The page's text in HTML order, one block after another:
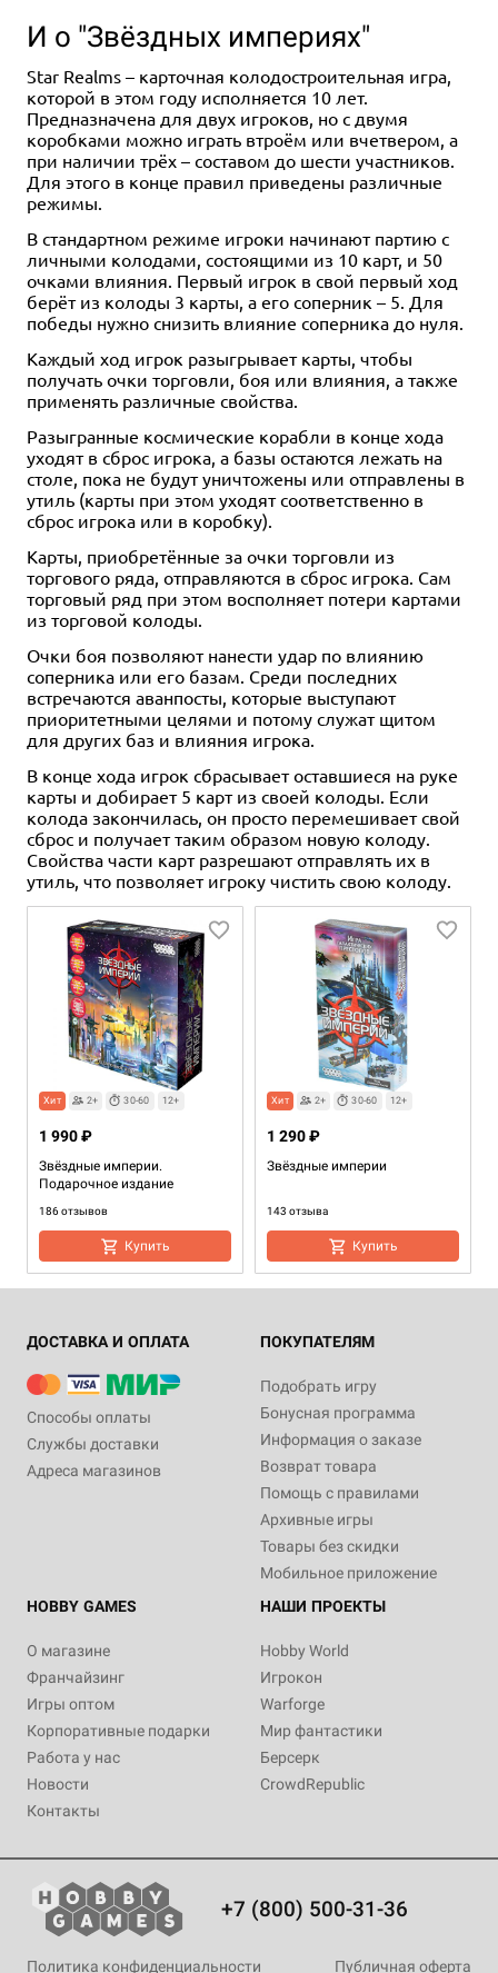
И о "Звёздных империях"
Star Realms – карточная колодостроительная игра,
которой в этом году исполняется 10 лет.
Предназначена для двух игроков, но с двумя
коробками можно играть втроём или вчетвером, а
при наличии трёх – составом до шести участников.
Для этого в конце правил приведены различные
режимы.
В стандартном режиме игроки начинают партию с
личными колодами, состоящими из 10 карт, и 50
очками влияния. Первый игрок в свой первый ход
берёт из колоды 3 карты, а его соперник – 5. Для
победы нужно снизить влияние соперника до нуля.
Каждый ход игрок разыгрывает карты, чтобы
получать очки торговли, боя или влияния, а также
применять различные свойства.
Разыгранные космические корабли в конце хода
уходят в сброс игрока, а базы остаются лежать на
столе, пока не будут уничтожены или отправлены в
утиль (карты при этом уходят соответственно в
сброс игрока или в коробку).
Карты, приобретённые за очки торговли из
торгового ряда, отправляются в сброс игрока. Сам
торговый ряд при этом восполняет потери картами
из торговой колоды.
Очки боя позволяют нанести удар по влиянию
соперника или его базам. Среди последних
встречаются аванпосты, которые выступают
приоритетными целями и потому служат щитом
для других баз и влияния игрока.
В конце хода игрок сбрасывает оставшиеся на руке
карты и добирает 5 карт из своей колоды. Если
колода закончилась, он просто перемешивает свой
сброс и получает таким образом новую колоду.
Свойства части карт разрешают отправлять их в
утиль, что позволяет игроку чистить свою колоду.
Хит 2+ 30-60 12+
Звёздные империи.
Подарочное издание
186 отзывов
1 990 ₽
Купить
Хит 2+ 30-60 12+
Звёздные империи
143 отзыва
1 290 ₽
Купить
2-6 30-60 12+
Купить
Дополнение 2
Звездные империи: Гамбит
799 ₽
1-4 30-60 12+
Дополнение 2-3
30-60
12+
Звёздные империи:
Командиры
8 отзывов
999 ₽
Купить
2-6 30-60 12+
Купить
Дополнение 2
Звёздные империи: Альянс
799 ₽
ДОСТАВКА И ОПЛАТА
Способы оплаты
Службы доставки
Адреса магазинов
ПОКУПАТЕЛЯМ
Подобрать игру
Бонусная программа
Информация о заказе
Возврат товара
Помощь с правилами
Архивные игры
Товары без скидки
Мобильное приложение
HOBBY GAMES
О магазине
Франчайзинг
Игры оптом
Корпоративные подарки
Работа у нас
Новости
Контакты
НАШИ ПРОЕКТЫ
Hobby World
Игрокон
Warforge
Мир фантастики
Берсерк
CrowdRepublic
+7 (800) 500-31-36
Политика конфиденциальности Публичная оферта